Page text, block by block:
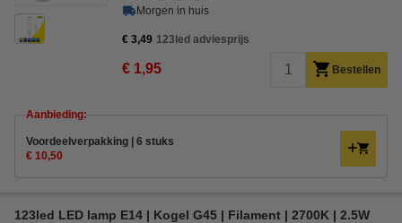
Morgen in huis
€ 3,49 123led adviesprijs
€ 1,95 Bestellen
Aanbieding:
Voordeelverpakking | 6 stuks
€ 10,50
123led LED lamp E14 | Kogel G45 | Filament | 2700K | 2.5W